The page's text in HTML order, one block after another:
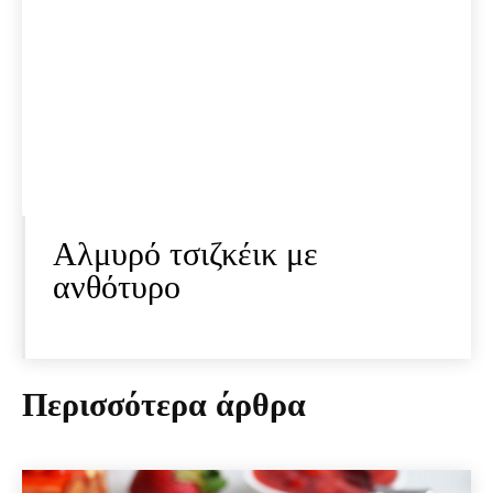
Αλμυρό τσιζκέικ με
ανθότυρο
Περισσότερα άρθρα